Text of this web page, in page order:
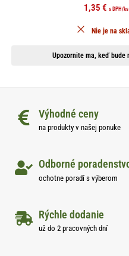
1,35€ s DPH/ks
Upozornite ma, keď bude
Nie je na
Výhodné ceny
na produkty v našej ponuke
Odborné
ochotne poradí s výberom
Rýchle dodanie
už do 2 pracovných dní